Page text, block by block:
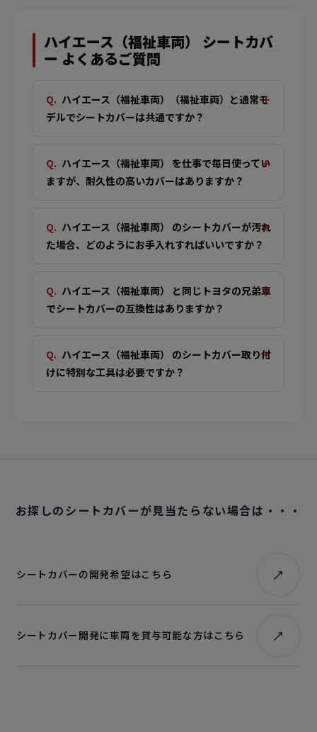
ハイエース（福祉車両） シートカバ
ー よくあるご質問
ハイエース（福祉車両）（福祉車両）と通常モ
デルでシートカバーは共通ですか？
ハイエース（福祉車両） を仕事で毎日使ってい
ますが、耐久性の高いカバーはありますか？
ハイエース（福祉車両） のシートカバーが汚れ
た場合、どのようにお手入れすればいいですか？
ハイエース（福祉車両） と同じトヨタの兄弟車
でシートカバーの互換性はありますか？
ハイエース（福祉車両） のシートカバー取り付
けに特別な工具は必要ですか？
お探しのシートカバーが見当たらない場合は・・・
シートカバーの開発希望はこちら
シートカバー開発に車両を貸与可能な方はこちら